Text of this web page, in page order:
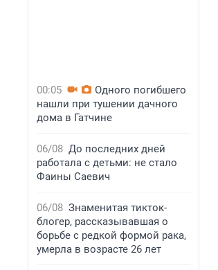
00:05
Одного погибшего
нашли при тушении дачного
дома в Гатчине
06/08 До последних дней
работала с детьми: не стало
Фаины Саевич
06/08 Знаменитая тикток-
блогер, рассказывавшая о
борьбе с редкой формой рака,
умерла в возрасте 26 лет